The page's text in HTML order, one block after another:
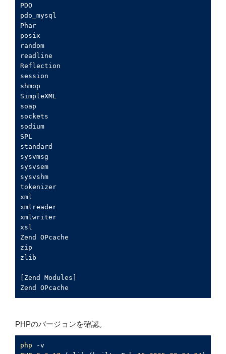
PDO
pdo_mysql
Phar
posix
random
readline
Reflection
session
shmop
SimpleXML
soap
sockets
sodium
SPL
standard
sysvmsg
sysvsem
sysvshm
tokenizer
xml
xmlreader
xmlwriter
xsl
Zend OPcache
zip
zlib
[Zend Modules]
Zend OPcache
PHPのバージョンを確認。
php